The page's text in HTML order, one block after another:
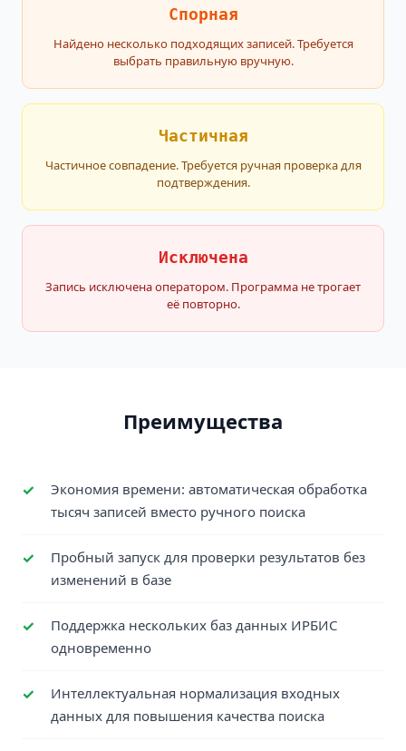
Спорная
Найдено несколько подходящих записей. Требуется
выбрать правильную вручную.
Частичная
Частичное совпадение. Требуется ручная проверка для
подтверждения.
Исключена
Запись исключена оператором. Программа не трогает
её повторно.
Преимущества
Экономия времени: автоматическая обработка
тысяч записей вместо ручного поиска
Пробный запуск для проверки результатов без
изменений в базе
Поддержка нескольких баз данных ИРБИС
одновременно
Интеллектуальная нормализация входных
данных для повышения качества поиска